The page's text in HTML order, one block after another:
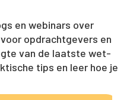
en webinars over
opdrachtgevers en
van de laatste wet-
tips en leer hoe je